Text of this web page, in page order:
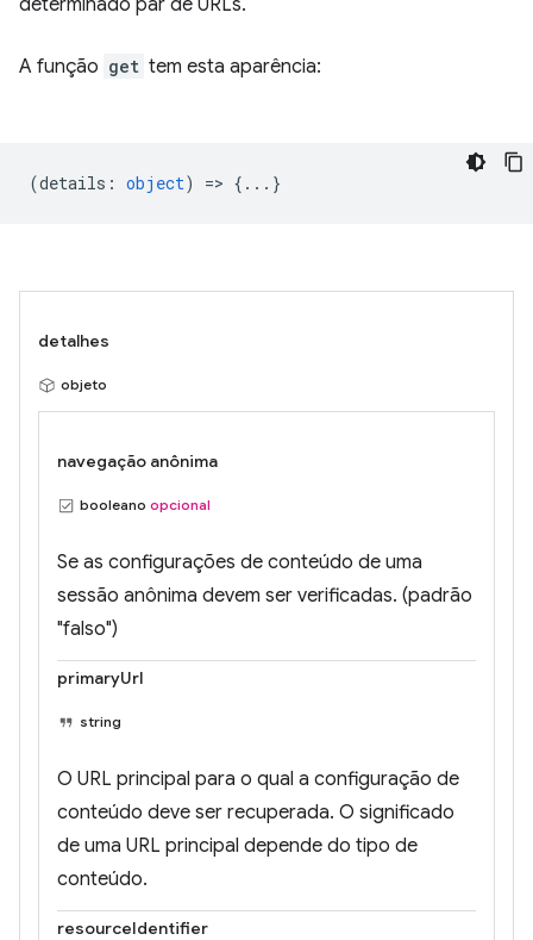
determinado par de URLs.
A função get tem esta aparência:
(details : object) => {...}
detalhes
objeto
navegação anônima
booleano opcional
Se as configurações de conteúdo de uma
sessão anônima devem ser verificadas. (padrão
"falso")
primaryUrl
string
O URL principal para o qual a configuração de
conteúdo deve ser recuperada. O significado
de uma URL principal depende do tipo de
conteúdo.
resourceIdentifier